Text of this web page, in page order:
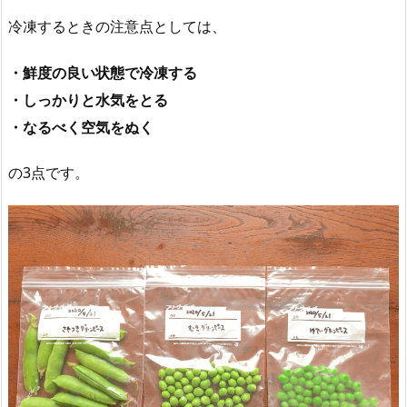
冷凍するときの注意点としては、
・鮮度の良い状態で冷凍する
・しっかりと水気をとる
・なるべく空気をぬく
の3点です。